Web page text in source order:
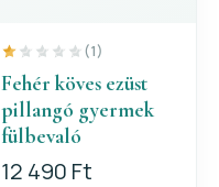
(1)
Fehér köves ezüst
pillangó gyermek
fülbevaló
12 490 Ft